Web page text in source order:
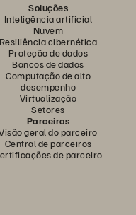
Soluções
Inteligência artificial
Nuvem
Resiliência cibernética
Proteção de dados
Bancos de dados
Computação de alto
desempenho
Virtualização
Setores
Parceiros
geral do parceiro
Central de parceiros
de parceiro